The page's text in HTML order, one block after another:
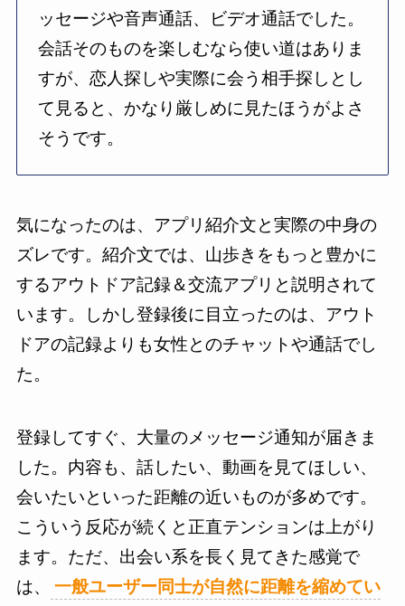
ッセージや音声通話、ビデオ通話でした。
会話そのものを楽しむなら使い道はありま
すが、恋人探しや実際に会う相手探しとし
て見ると、かなり厳しめに見たほうがよさ
そうです。
気になったのは、アプリ紹介文と実際の中身の
ズレです。紹介文では、山歩きをもっと豊かに
するアウトドア記録＆交流アプリと説明されて
います。しかし登録後に目立ったのは、アウト
ドアの記録よりも女性とのチャットや通話でし
た。
登録してすぐ、大量のメッセージ通知が届きま
した。内容も、話したい、動画を見てほしい、
会いたいといった距離の近いものが多めです。
こういう反応が続くと正直テンションは上がり
ます。ただ、出会い系を長く見てきた感覚で
は、
一般ユーザー同士が自然に距離を縮めてい